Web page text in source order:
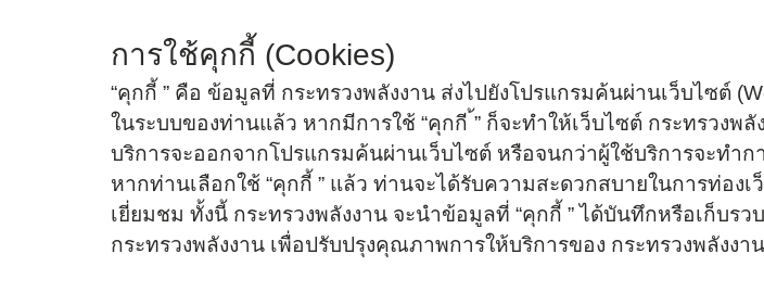
ข่าวสารการติดตามตรวจสอบและประเมินผลภาคราชการ (คตป.พน.)
รายงานการติดตามตรวจสอบและประเมินผลภาคราชการ (คตป.พน.)
การป้องกันการทุจริต
แผนปฏิบัติการป้องกันการทุจริต
รายงานการกำกับติดตามการดำเนินการป้องกันการทุจริต รอบ 6
การใช้คุกกี้ (Cookies)
“คุกกี้ ” คือ ข้อมูลที่ กระทรวงพลังงาน ส่งไปยังโปรแกรมค้นผ่านเว็บไซต์
ในระบบของท่านแล้ว หากมีการใช้ “คุกกี ้” ก็จะทำให้เว็บไซต์ กระทรวง
บริการจะออกจากโปรแกรมค้นผ่านเว็บไซต์ หรือจนกว่าผู้ใช้บริการจะทำ
หากท่านเลือกใช้ “คุกกี้ ” แล้ว ท่านจะได้รับความสะดวกสบายในการท่อง
เยี่ยมชม ทั้งนี้ กระทรวงพลังงาน จะนำข้อมูลที่ “คุกกี้ ” ได้บันทึกหรือเก็บร
กระทรวงพลังงาน เพื่อปรับปรุงคุณภาพการให้บริการของ กระทรวงพลังงา